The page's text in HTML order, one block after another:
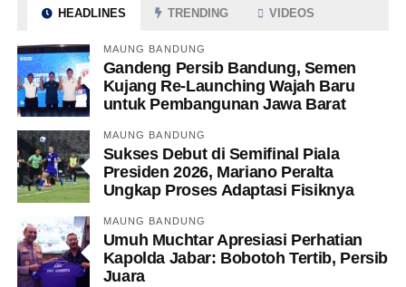
HEADLINES TRENDING VIDEOS
MAUNG BANDUNG
Gandeng Persib Bandung, Semen
Kujang Re-Launching Wajah Baru
untuk Pembangunan Jawa Barat
MAUNG BANDUNG
Sukses Debut di Semifinal Piala
Presiden 2026, Mariano Peralta
Ungkap Proses Adaptasi Fisiknya
MAUNG BANDUNG
Umuh Muchtar Apresiasi Perhatian
Kapolda Jabar: Bobotoh Tertib, Persib
Juara